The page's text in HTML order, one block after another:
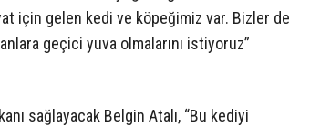
için gelen kedi ve köpeğimiz var. Bizler de
geçici yuva olmalarını istiyoruz”
sağlayacak Belgin Atalı, “Bu kediyi